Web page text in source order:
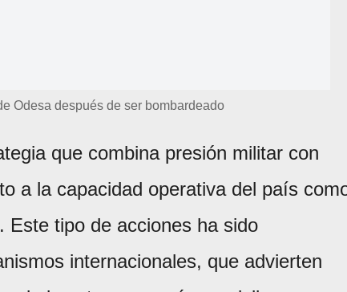
Odesa después de ser bombardeado
que combina presión militar con
a la capacidad operativa del país
Este tipo de acciones ha sido
internacionales, que advierten